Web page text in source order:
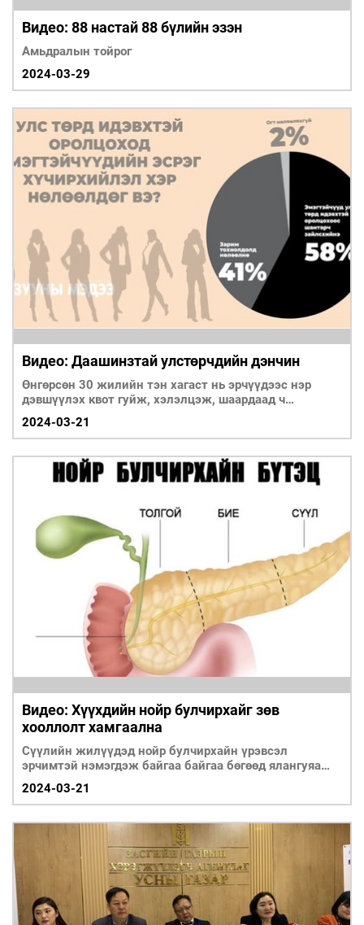
Видео: 88 настай 88 бүлийн эзэн
Амьдралын тойрог
2024-03-29
Видео: Даашинзтай улстөрчдийн дэнчин
Өнгөрсөн 30 жилийн тэн хагаст нь эрчүүдээс нэр
дэвшүүлэх квот гуйж, хэлэлцэж, шаардаад ч
молигодуулж ирсэн өрөвдөлтэй замыг эмэгтэйчүүд
туулж ирэв. Үр дүнд нь удирдах ажлыг “эрэгтэй”
дүрээр харах хэвшмэл үзэл гүн бат оршсоор байгаа.
Тиймдээ ч хүйсийн төлөөлөл, жендэрийн дэвшилд
дорвитой ахиц гарахгүй байсаар ардчилсан Монгол
Улс парламент дахь эмэгтэйчүүдийн үзүүлэлтээрээ
жил, 24 оны сонгуулийн төсөөлөл огт өөрөөр
зурагдаж байгаа юм.
2024-03-21
Видео: Хүүхдийн нойр булчирхайг зөв
хооллолт хамгаална
Сүүлийн жилүүдэд нойр булчирхайн үрэвсэл
эрчимтэй нэмэгдэж байгаа байгаа бөгөөд ялангуяа
бага насны хүүхдүүдэд давамгайлах болсон нь
анхаарах ёстой өвчлөлийн нэг болоод буйг сануулж
байна.
2024-03-21